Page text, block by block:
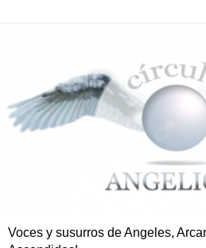
Voces y susurros de Angeles,